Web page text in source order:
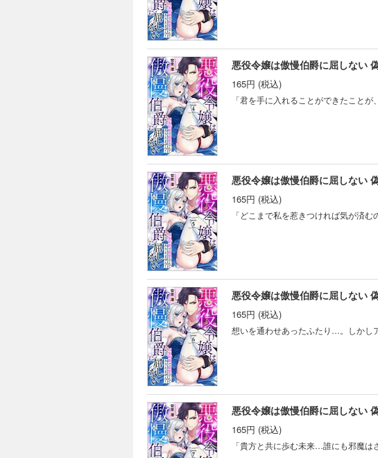
悪役令嬢は傲慢伯爵に屈しない
165円 (税込)
「君を手に入れることができたこと
悪役令嬢は傲慢伯爵に屈しない
165円 (税込)
「どこまで私を惹きつければ気が済
悪役令嬢は傲慢伯爵に屈しない
165円 (税込)
想いを通わせあったふたり…。しかし
悪役令嬢は傲慢伯爵に屈しない
165円 (税込)
「貴方と共に歩む未来…誰にも邪魔